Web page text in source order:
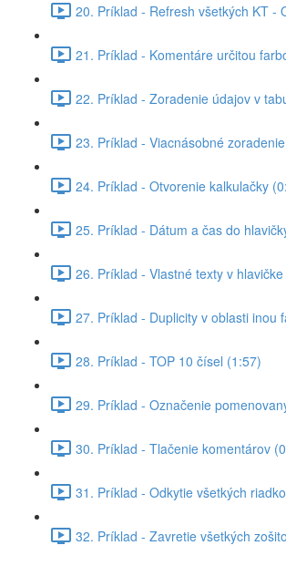
20. Príklad - Refresh všetkých KT -
21. Príklad - Komentáre určitou
22. Príklad - Zoradenie údajov v
23. Príklad - Viacnásobné
24. Príklad - Otvorenie kalkulačky
25. Príklad - Dátum a čas do
26. Príklad - Vlastné texty v
27. Príklad - Duplicity v oblasti inou
28. Príklad - TOP 10 čísel (1:57)
29. Príklad - Označenie
30. Príklad - Tlačenie komentárov
31. Príklad - Odkytie všetkých
32. Príklad - Zavretie všetkých